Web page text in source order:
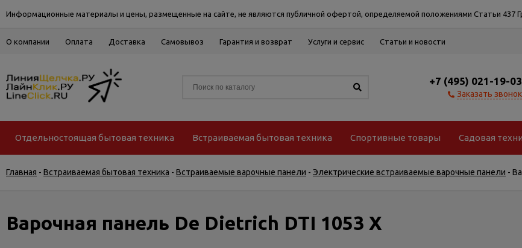
Информационные материалы и цены, размещенные на сайте, не являются публичной офертой, определяемой положениями Статьи 437
О компании Оплата Доставка Самовывоз Гарантия и возврат Услуги и сервис Статьи и новости
+7 (495) 021-19-03
Заказать звонок
Отдельностоящая бытовая техника Встраиваемая бытовая техника Спортивные товары Садовая
Главная - Встраиваемая бытовая техника - Встраиваемые варочные панели - Электрические встраиваемые варочные панели -
Варочная панель De Dietrich DTI 1053 X